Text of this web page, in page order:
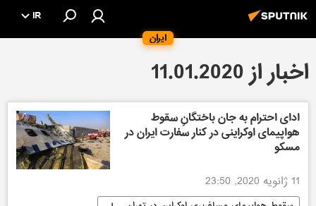
ایران
IR
اخبار از 11.01.2020
ادای احترام به جان باختگانِ سقوط
هواپیمای اوکراینی در کنار سفارت ایران در
مسکو
11 ژانویه 2020, 23:50